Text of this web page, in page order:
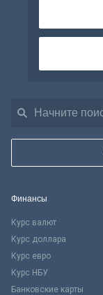
Финансы
Курс валют
Курс доллара
Курс евро
Курс НБУ
Банковские карты